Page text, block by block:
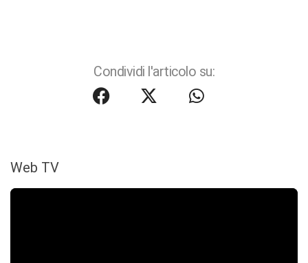
Condividi l'articolo su:
Web TV